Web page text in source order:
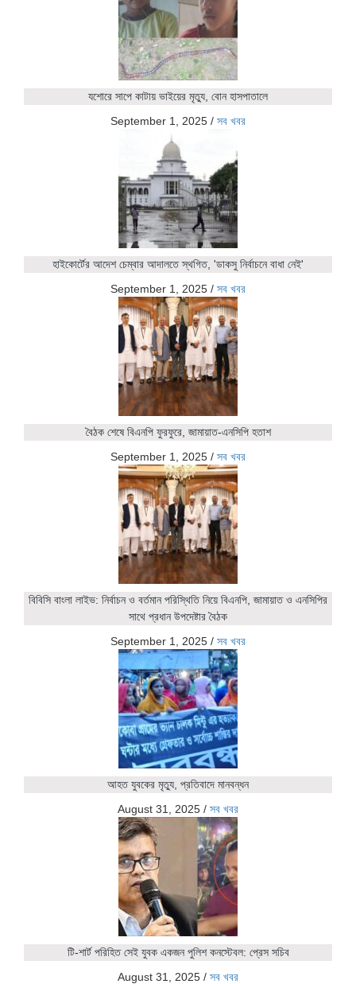
যশোরে সাপে কাটায় ভাইয়ের মৃত্যু, বোন হাসপাতালে
September 1, 2025 / সব খবর
হাইকোর্টের আদেশ চেম্বার আদালতে স্থগিত, 'ডাকসু নির্বাচনে বাধা নেই'
September 1, 2025 / সব খবর
বৈঠক শেষে বিএনপি ফুরফুরে, জামায়াত-এনসিপি হতাশ
September 1, 2025 / সব খবর
বিবিসি বাংলা লাইভ: নির্বাচন ও বর্তমান পরিস্থিতি নিয়ে বিএনপি, জামায়াত ও এনসিপির
সাথে প্রধান উপদেষ্টার বৈঠক
September 1, 2025 / সব খবর
আহত যুবকের মৃত্যু, প্রতিবাদে মানবন্ধন
August 31, 2025 / সব খবর
টি-শার্ট পরিহিত সেই যুবক একজন পুলিশ কনস্টেবল: প্রেস সচিব
August 31, 2025 / সব খবর